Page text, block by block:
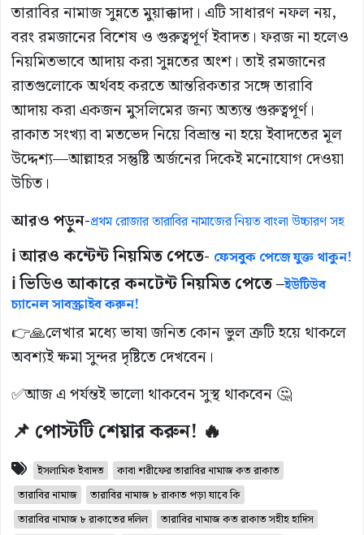
তারাবির নামাজ সুন্নতে মুয়াক্কাদা। এটি সাধারণ নফল নয়,
বরং রমজানের বিশেষ ও গুরুত্বপূর্ণ ইবাদত। ফরজ না হলেও
নিয়মিতভাবে আদায় করা সুন্নতের অংশ। তাই রমজানের
রাতগুলোকে অর্থবহ করতে আন্তরিকতার সঙ্গে তারাবি
আদায় করা একজন মুসলিমের জন্য অত্যন্ত গুরুত্বপূর্ণ।
রাকাত সংখ্যা বা মতভেদ নিয়ে বিভ্রান্ত না হয়ে ইবাদতের মূল
উদ্দেশ্য—আল্লাহর সন্তুষ্টি অর্জনের দিকেই মনোযোগ দেওয়া
উচিত।
আরও পড়ুন-প্রথম রোজার তারাবির নামাজের নিয়ত বাংলা উচ্চারণ সহ
ℹ️ আরও কন্টেন্ট নিয়মিত পেতে- ফেসবুক পেজে যুক্ত থাকুন!
ℹ️ ভিডিও আকারে কনটেন্ট নিয়মিত পেতে –ইউটিউব
চ্যানেল সাবস্ক্রাইব করুন!
👉🙏লেখার মধ্যে ভাষা জনিত কোন ভুল ত্রুটি হয়ে থাকলে
অবশ্যই ক্ষমা সুন্দর দৃষ্টিতে দেখবেন।
✅আজ এ পর্যন্তই ভালো থাকবেন সুস্থ থাকবেন 🤔
📌 পোস্টটি শেয়ার করুন! 🔥
ইসলামিক ইবাদত
কাবা শরীফের তারাবির নামাজ কত রাকাত
তারাবির নামাজ
তারাবির নামাজ ৮ রাকাত পড়া যাবে কি
তারাবির নামাজ ৮ রাকাতের দলিল
তারাবির নামাজ কত রাকাত সহীহ হাদিস